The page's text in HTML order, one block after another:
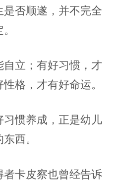
否顺遂，并不完全
立；有好习惯，才
格，才有好命运。
惯养成，正是幼儿
西。
卡皮察也曾经告诉